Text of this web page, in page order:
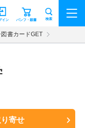
パンフ・願書
イン 検索
書カードGET
寄せ